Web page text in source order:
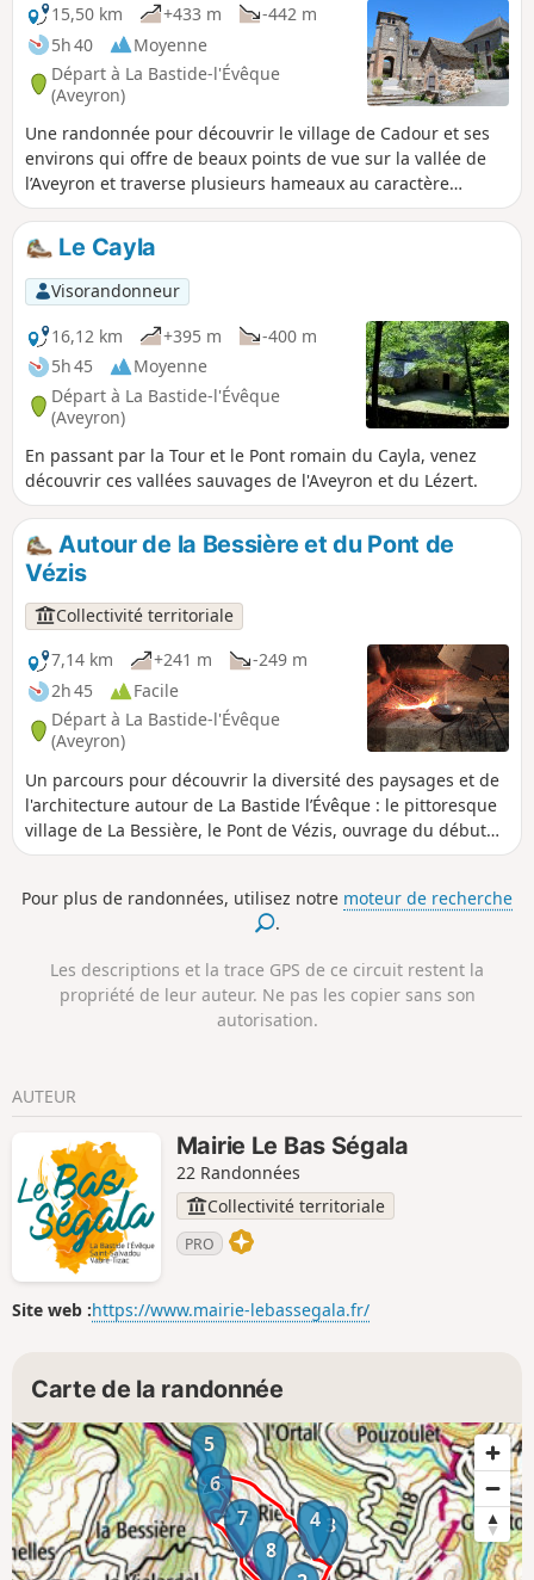
15,50 km
+433 m
-442 m
5h 40
Moyenne
Départ à La Bastide-l'Évêque
(Aveyron)
Une randonnée pour découvrir le village de Cadour et ses
environs qui offre de beaux points de vue sur la vallée de
l’Aveyron et traverse plusieurs hameaux au caractère
architectural traditionnel du Ségala.
Le Cayla
Visorandonneur
16,12 km
+395 m
-400 m
5h 45
Moyenne
Départ à La Bastide-l'Évêque
(Aveyron)
En passant par la Tour et le Pont romain du Cayla, venez
découvrir ces vallées sauvages de l'Aveyron et du Lézert.
Autour de la Bessière et du Pont de
Vézis
Collectivité territoriale
7,14 km
+241 m
-249 m
2h 45
Facile
Départ à La Bastide-l'Évêque
(Aveyron)
Un parcours pour découvrir la diversité des paysages et de
l'architecture autour de La Bastide l’Évêque : le pittoresque
village de La Bessière, le Pont de Vézis, ouvrage du début
du XXe siècle construit pour l’activité minière de la
de vue sur le Ségala et les vallées sauvages du Lézert et de
Pour plus de randonnées, utilisez notre moteur de recherche
.
Les descriptions et la trace GPS de ce circuit restent la
propriété de leur auteur. Ne pas les copier sans son
autorisation.
AUTEUR
Mairie Le Bas Ségala
22 Randonnées
Collectivité territoriale
PRO
Site web :https://www.mairie-lebassegala.fr/
Carte de la randonnée
3
4
5
6
7
8